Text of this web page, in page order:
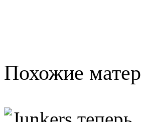
Похожие